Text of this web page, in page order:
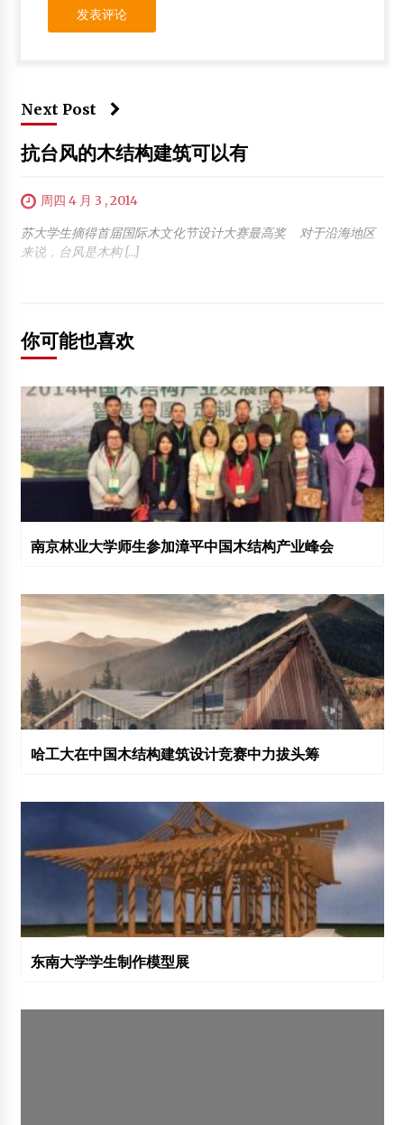
Next Post
抗台风的木结构建筑可以有
周四 4 月 3 , 2014
苏大学生摘得首届国际木文化节设计大赛最高奖 对于沿海地区
来说，台风是木构 […]
你可能也喜欢
南京林业大学师生参加漳平中国木结构产业峰会
哈工大在中国木结构建筑设计竞赛中力拔头筹
东南大学学生制作模型展